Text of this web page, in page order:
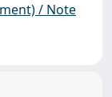
/ Note